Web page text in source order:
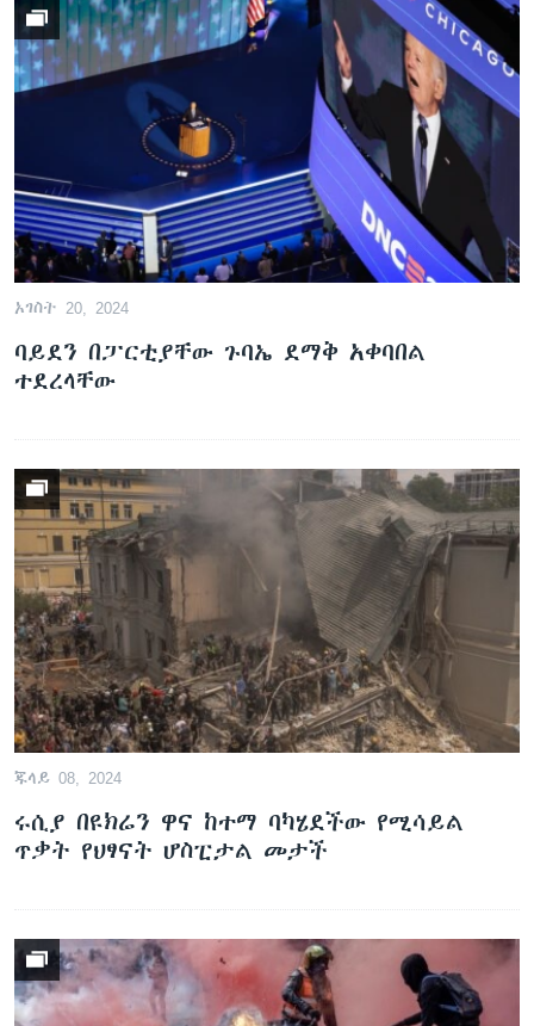
ኦገስት 20, 2024
ባይደን በፓርቲያቸው ጉባኤ ደማቅ አቀባበል
ተደረላቸው
ጁላይ 08, 2024
ሩሲያ በዩክሬን ዋና ከተማ ባካሄደችው የሚሳይል
ጥቃት የህፃናት ሆስፒታል መታች